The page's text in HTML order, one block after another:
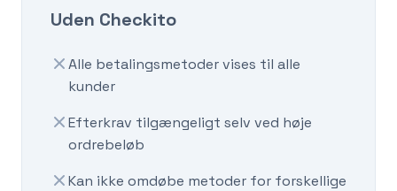
Uden Checkito
Alle betalingsmetoder vises til alle
kunder
Efterkrav tilgængeligt selv ved høje
ordrebeløb
Kan ikke omdøbe metoder for forskellige